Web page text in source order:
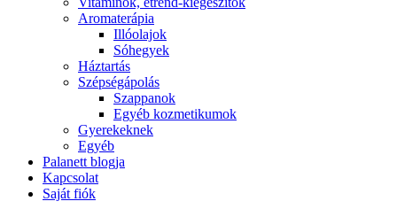
Aromaterápia
Illóolajok
Sóhegyek
Háztartás
Szépségápolás
Szappanok
Egyéb kozmetikumok
Gyerekeknek
Egyéb
Palanett blogja
Kapcsolat
Saját fiók